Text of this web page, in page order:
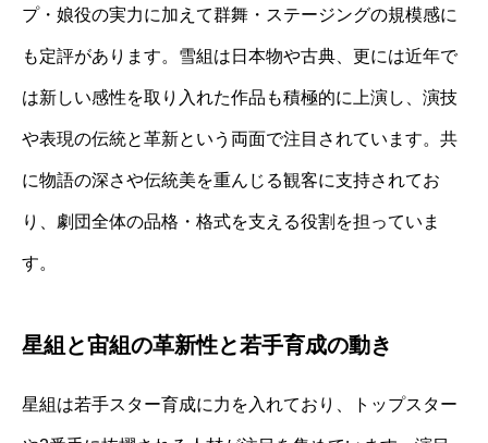
プ・娘役の実力に加えて群舞・ステージングの規模感に
も定評があります。雪組は日本物や古典、更には近年で
は新しい感性を取り入れた作品も積極的に上演し、演技
や表現の伝統と革新という両面で注目されています。共
に物語の深さや伝統美を重んじる観客に支持されてお
り、劇団全体の品格・格式を支える役割を担っていま
す。
星組と宙組の革新性と若手育成の動き
星組は若手スター育成に力を入れており、トップスター